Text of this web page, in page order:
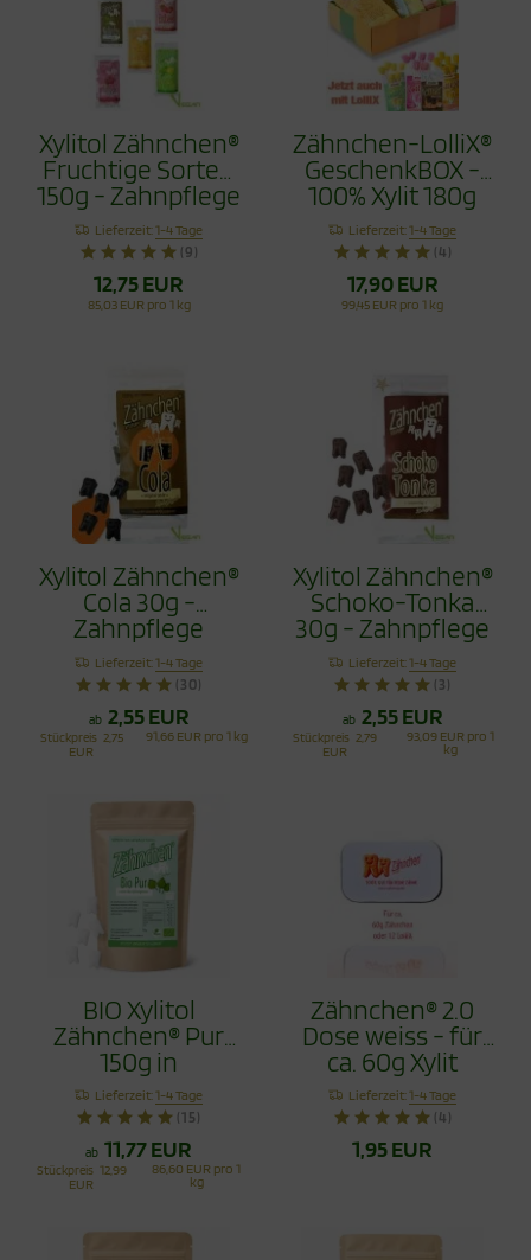
Xylitol Zähnchen®
Fruchtige Sorten
150g - Zahnpflege
Bonbons Jetzt
mit Himbeere
Lieferzeit:1-4 Tage
(9)
12,75 EUR
85,03 EUR pro 1 kg
Zähnchen-LolliX®
GeschenkBOX -
100% Xylit 180g
Lieferzeit:1-4 Tage
(4)
17,90 EUR
99,45 EUR pro 1 kg
Xylitol Zähnchen®
Cola 30g -
Zahnpflege
Bonbons
Lieferzeit:1-4 Tage
(30)
ab 2,55 EUR
Stückpreis 2,75
EUR
91,66 EUR pro 1 kg
Xylitol Zähnchen®
Schoko-Tonka
30g - Zahnpflege
Bonbons
Lieferzeit:1-4 Tage
(3)
ab 2,55 EUR
Stückpreis 2,79
EUR
93,09 EUR pro 1
kg
BIO Xylitol
Zähnchen® Pur
150g in
recyclingfähiger
Tüte - Zahnpflege
Bonbons
Lieferzeit:1-4 Tage
(15)
ab 11,77 EUR
Stückpreis 12,99
EUR
86,60 EUR pro 1
kg
Zähnchen® 2.0
Dose weiss - für
ca. 60g Xylit
Zähnchen
Lieferzeit:1-4 Tage
(4)
1,95 EUR